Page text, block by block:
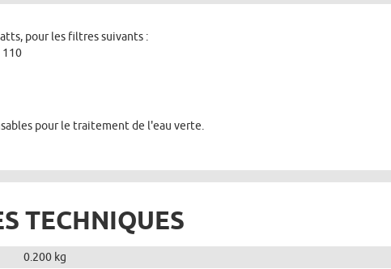
pour les filtres suivants :
110
pour le traitement de l'eau verte.
TECHNIQUES
0.200 kg